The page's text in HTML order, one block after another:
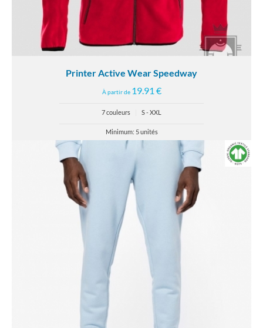
Printer Active Wear Speedway
À partir de 19.91 €
7 couleurs S - XXL
Minimum: 5 unités